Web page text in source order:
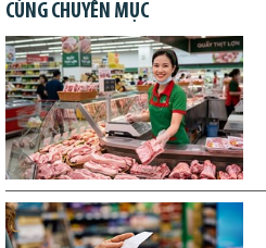
CÙNG CHUYÊN MỤC